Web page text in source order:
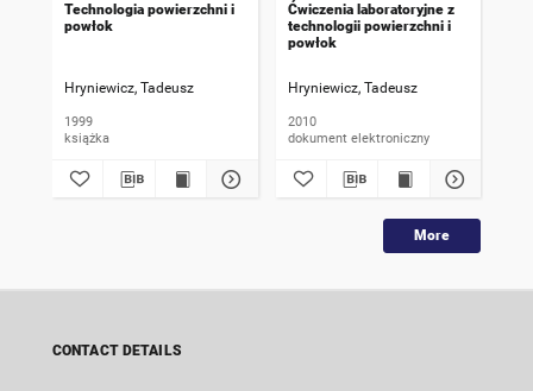
Technologia powierzchni i
powłok
Hryniewicz, Tadeusz
1999
książka
Ćwiczenia laboratoryjne z
technologii powierzchni i
powłok
Hryniewicz, Tadeusz
2010
dokument elektroniczny
More
CONTACT DETAILS